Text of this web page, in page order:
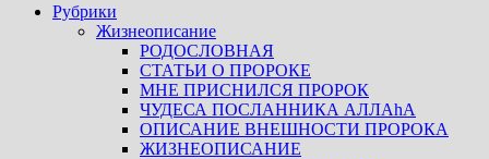
Рубрики
Жизнеописание
РОДОСЛОВНАЯ
СТАТЬИ О ПРОРОКЕ
МНЕ ПРИСНИЛСЯ ПРОРОК
ЧУДЕСА ПОСЛАННИКА АЛЛАhА
ОПИСАНИЕ ВНЕШНОСТИ ПРОРОКА
ЖИЗНЕОПИСАНИЕ